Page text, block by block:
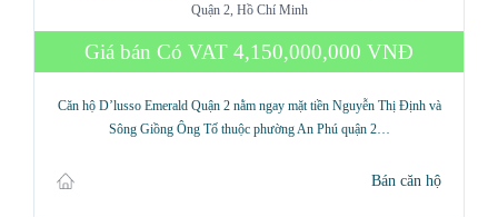
Quận 2, Hồ Chí Minh
Giá bán Có VAT 4,150,000,000 VNĐ
Căn hộ D’lusso Emerald Quận 2 nằm ngay mặt tiền Nguyễn Thị Định và
Sông Giồng Ông Tố thuộc phường An Phú quận 2…
Bán căn hộ